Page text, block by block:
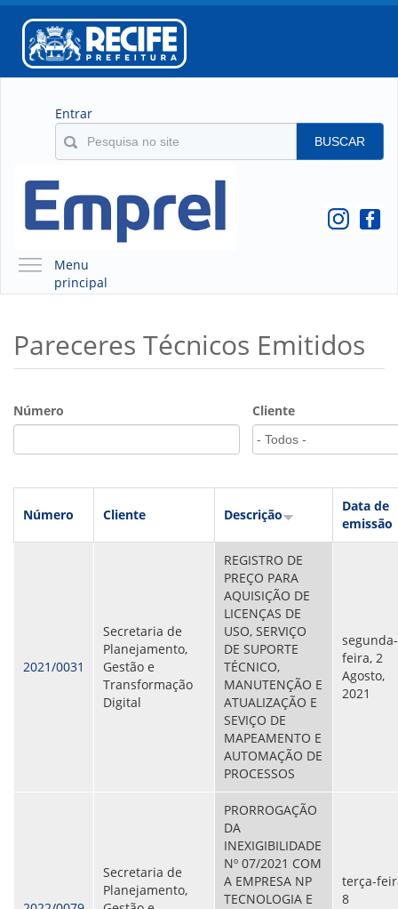
Entrar
BUSCAR
Menu
principal
QUEM SOMOS
O QUE É A EMPREL
ORGANOGRAMA
LOCALIZAÇÃO
GOVERNANÇA
ATAS DE REGISTRO DE PREÇOS
REGULAMENTO INTERNO DE LICITAÇÕES E
CONTRATO
GESTÃO DE PESSOAS
PARTICIPAÇÃO NOS LUCROS E RESULTADOS
CONSULTA MEUS RECURSOS PLR
CONSULTA TODOS RECURSOS PLR
CONSULTA QUESTIONAMENTO / ESCLARECIMENTO
SERVIÇOS
PGDE - PROGRAMA DE GERENCIAMENTO DO
DESEMPENHO DOS EMPREGADOS DA EMPREL
Pareceres Técnicos Emitidos
Número Cliente
Número Cliente Descrição
Data de
emissão
2021/0031
Secretaria de
Planejamento,
Gestão e
Transformação
Digital
REGISTRO DE
PREÇO PARA
AQUISIÇÃO DE
LICENÇAS DE
USO, SERVIÇO
DE SUPORTE
TÉCNICO,
MANUTENÇÃO E
ATUALIZAÇÃO E
SEVIÇO DE
MAPEAMENTO E
AUTOMAÇÃO DE
PROCESSOS
segunda-
feira, 2
Agosto,
2021
Secretaria de
Planejamento,
PRORROGAÇÃO
DA
INEXIGIBILIDADE
Nº 07/2021 COM
A EMPRESA NP
TECNOLOGIA E
terça-
8